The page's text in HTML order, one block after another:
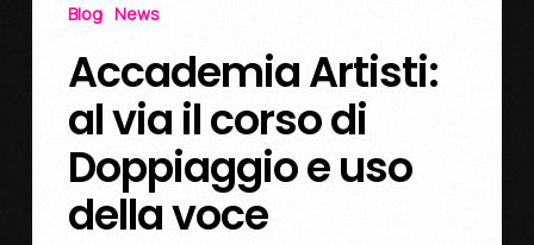
Blog News
Accademia Artisti:
al via il corso di
Doppiaggio e uso
della voce